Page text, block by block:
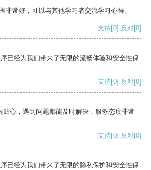
非常好，可以与其他学习者交流学习心得。
支持[0] 反对[0]
已经为我们带来了无限的流畅体验和安全性保
支持[0] 反对[0]
贴心，遇到问题都能及时解决，服务态度非常
支持[0] 反对[0]
已经为我们带来了无限的隐私保护和安全性保